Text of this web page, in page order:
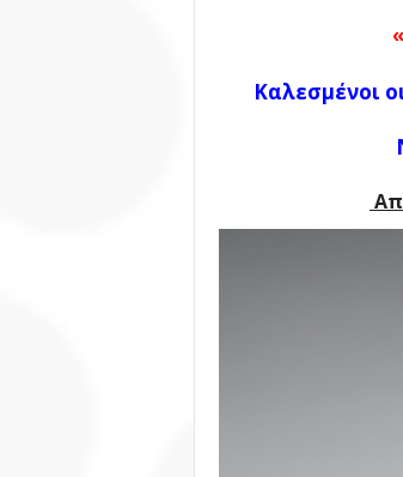
Καλεσμένοι